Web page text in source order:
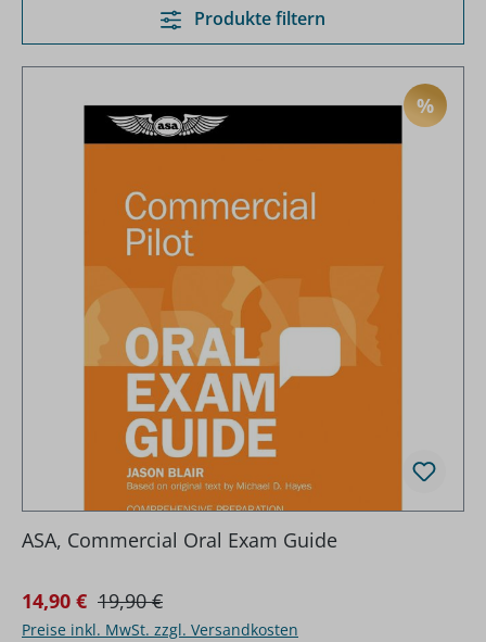
Produkte filtern
%
ASA, Commercial Oral Exam Guide
Verkaufspreis:
14,90 € Regulärer Preis:
19,90 €
Preise inkl. MwSt. zzgl. Versandkosten